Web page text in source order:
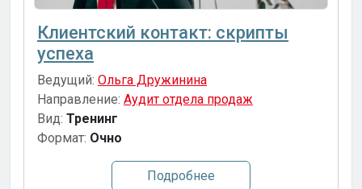
Клиентский контакт: скрипты
успеха
Ведущий: Ольга Дружинина
Направление: Аудит отдела продаж
Вид: Тренинг
Формат: Очно
Подробнее